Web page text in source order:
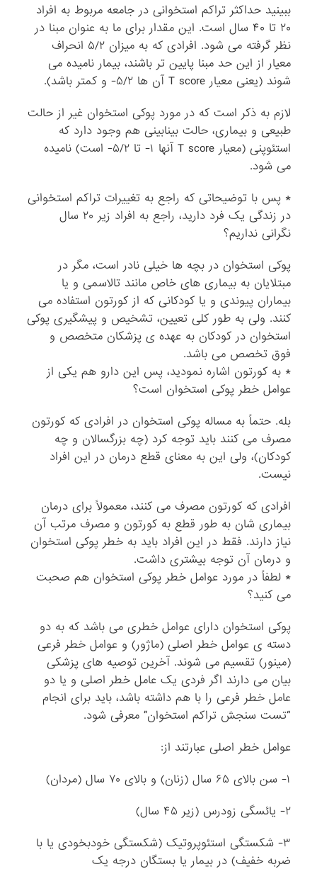
ببینید حداکثر تراکم استخوانی در جامعه مربوط به افراد
۲۰ تا ۴۰ سال است. این مقدار برای ما به عنوان مبنا در
نظر گرفته می شود. افرادی که به میزان ۵/۲ انحراف
معیار از این حد مبنا پایین تر باشند، بیمار نامیده می
شوند (یعنی معیار T score آن ها ۵/۲- و کمتر باشد).
لازم به ذکر است که در مورد پوکی استخوان غیر از حالت
طبیعی و بیماری، حالت بینابینی هم وجود دارد که
استئوپنی (معیار T score آنها ۱- تا ۵/۲- است) نامیده
می شود.
* پس با توضیحاتی که راجع به تغییرات تراکم استخوانی
در زندگی یک فرد دارید، راجع به افراد زیر ۲۰ سال
نگرانی نداریم؟
پوکی استخوان در بچه ها خیلی نادر است، مگر در
مبتلایان به بیماری های خاص مانند تالاسمی و یا
بیماران پیوندی و یا کودکانی که از کورتون استفاده می
کنند. ولی به طور کلی تعیین، تشخیص و پیشگیری پوکی
استخوان در کودکان به عهده ی پزشکان متخصص و
فوق تخصص می باشد.
* به کورتون اشاره نمودید، پس این دارو هم یکی از
عوامل خطر پوکی استخوان است؟
بله. حتماً به مساله پوکی استخوان در افرادی که کورتون
مصرف می کنند باید توجه کرد (چه بزرگسالان و چه
کودکان)، ولی این به معنای قطع درمان در این افراد
نیست.
افرادی که کورتون مصرف می کنند، معمولاً برای درمان
بیماری شان به طور قطع به کورتون و مصرف مرتب آن
نیاز دارند. فقط در این افراد باید به خطر پوکی استخوان
و درمان آن توجه بیشتری داشت.
* لطفاً در مورد عوامل خطر پوکی استخوان هم صحبت
می کنید؟
پوکی استخوان دارای عوامل خطری می باشد که به دو
دسته ی عوامل خطر اصلی (ماژور) و عوامل خطر فرعی
(مینور) تقسیم می شوند. آخرین توصیه های پزشکی
بیان می دارند اگر فردی یک عامل خطر اصلی و یا دو
عامل خطر فرعی را با هم داشته باشد، باید برای انجام
“تست سنجش تراکم استخوان” معرفی شود.
عوامل خطر اصلی عبارتند از:
۱- سن بالای ۶۵ سال (زنان) و بالای ۷۰ سال (مردان)
۲- یائسگی زودرس (زیر ۴۵ سال)
۳- شکستگی استئوپروتیک (شکستگی خودبخودی یا با
ضربه خفیف) در بیمار یا بستگان درجه یک